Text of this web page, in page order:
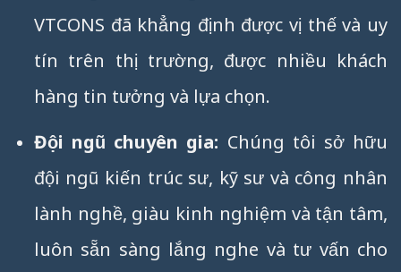
VTCONS đã khẳng định được vị thế và uy
tín trên thị trường, được nhiều khách
hàng tin tưởng và lựa chọn.
Đội ngũ chuyên gia: Chúng tôi sở hữu
đội ngũ kiến trúc sư, kỹ sư và công nhân
lành nghề, giàu kinh nghiệm và tận tâm,
luôn sẵn sàng lắng nghe và tư vấn cho